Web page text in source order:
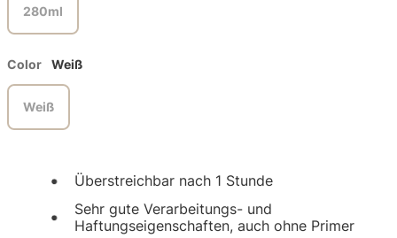
280ml
Color Weiß
Weiß
Überstreichbar nach 1 Stunde
Sehr gute Verarbeitungs- und
Haftungseigenschaften, auch ohne Primer